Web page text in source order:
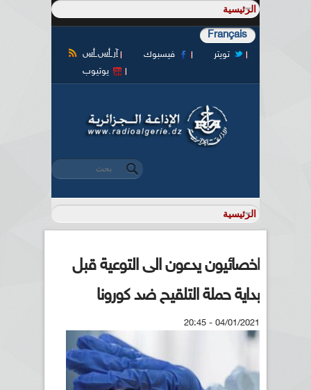
Français
آر أس أس فيسبوك
تويتر
يوتيوب
استمارة البحث
‏بحث ‏
اخصائيون يدعون الى التوعية قبل
بداية حملة التلقيح ضد كورونا
04/01/2021 - 20:45